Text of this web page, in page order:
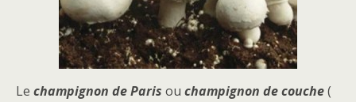
Le champignon de Paris ou champignon de couche(